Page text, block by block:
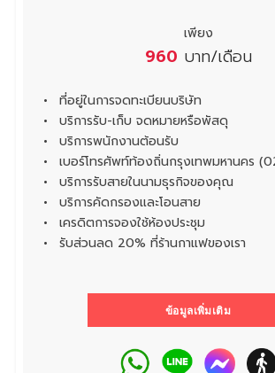
เพียง
960 บาท/เดือน
ที่อยู่ในการจดทะเบียนบริษัท
บริการรับ-เก็บ จดหมายหรือพัสดุ
บริการพนักงานต้อนรับ
เบอร์โทรศัพท์ท้องถิ่นกรุงเทพมหานคร
บริการรับสายในนามธุรกิจของคุณ
บริการคัดกรองและโอนสาย
เครดิตการจองใช้ห้องประชุม
รับส่วนลด 20% ที่ร้านกาแฟของเรา
ข้อมูลเพิ่มเติม